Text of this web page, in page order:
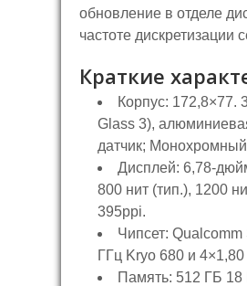
обновление в отделе
частоте дискретизации
Краткие
Корпус: 172,8×77.
Glass 3),
датчик;
Дисплей: 6,78-
800 нит (тип.), 1200
395ppi.
Чипсет: Qualcomm
ГГц Kryo 680 и
Память: 512 ГБ 18